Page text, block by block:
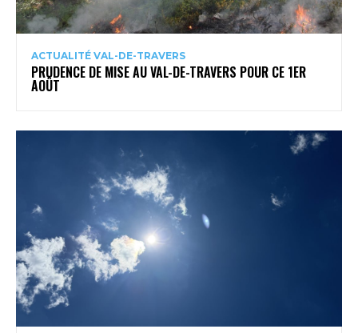
ACTUALITÉ VAL-DE-TRAVERS
PRUDENCE DE MISE AU VAL-DE-TRAVERS POUR CE 1ER
AOÛT